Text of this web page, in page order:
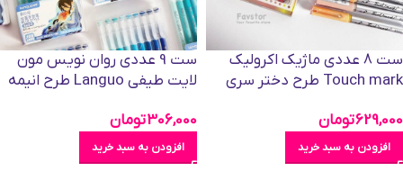
ست 8 عددی ماژیک اکرولیک
Touch mark طرح دختر سری
629,000تومان
افزودن به سبد خرید
ست 9 عددی روان نویس مون
لایت طیفی Languo طرح انیمه
306,000تومان
افزودن به سبد خرید